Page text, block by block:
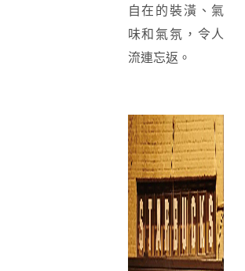
自在的裝潢、氣
味和氣氛，令人
流連忘返。